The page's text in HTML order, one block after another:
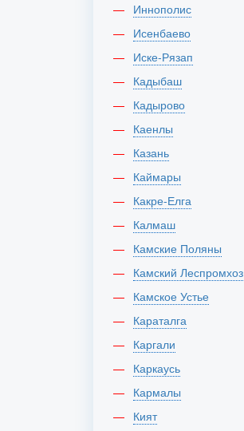
Иннополис
Исенбаево
Иске-Рязап
Кадыбаш
Кадырово
Каенлы
Казань
Каймары
Какре-Елга
Калмаш
Камские Поляны
Камский Леспромхоз
Камское Устье
Караталга
Каргали
Каркаусь
Кармалы
Кият